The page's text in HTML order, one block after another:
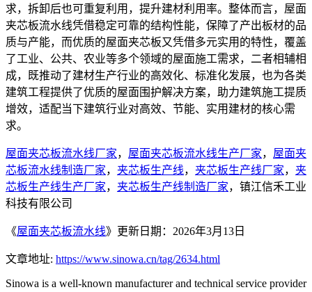
求，拆卸后也可重复利用，提升建材利用率。整体而言，屋面
夹芯板流水线凭借稳定可靠的结构性能，保障了产出板材的品
质与产能，而优质的屋面夹芯板又凭借多元实用的特性，覆盖
了工业、公共、农业等多个领域的屋面施工需求，二者相辅相
成，既推动了建材生产行业的高效化、标准化发展，也为各类
建筑工程提供了优质的屋面围护解决方案，助力建筑施工提质
增效，适配当下建筑行业对高效、节能、实用建材的核心需
求。
屋面夹芯板流水线厂家， 屋面夹芯板流水线生产厂家， 屋面夹
芯板流水线制造厂家， 夹芯板生产线， 夹芯板生产线厂家， 夹
芯板生产线生产厂家， 夹芯板生产线制造厂家，镇江信禾工业
科技有限公司
《屋面夹芯板流水线》更新日期：2026年3月13日
文章地址: https://www.sinowa.cn/tag/2634.html
Sinowa is a well-known manufacturer and technical service provider